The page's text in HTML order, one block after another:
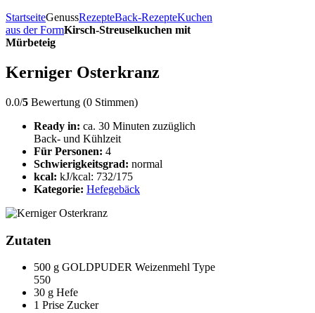
StartseiteGenussRezepteBack-RezepteKuchen
aus der FormKirsch-Streuselkuchen mit
Mürbeteig
Kerniger Osterkranz
0.0/5 Bewertung (0 Stimmen)
Ready in: ca. 30 Minuten zuzüglich
Back- und Kühlzeit
Für Personen: 4
Schwierigkeitsgrad: normal
kcal: kJ/kcal: 732/175
Kategorie: Hefegebäck
Zutaten
500 g GOLDPUDER Weizenmehl Type
550
30 g Hefe
1 Prise Zucker